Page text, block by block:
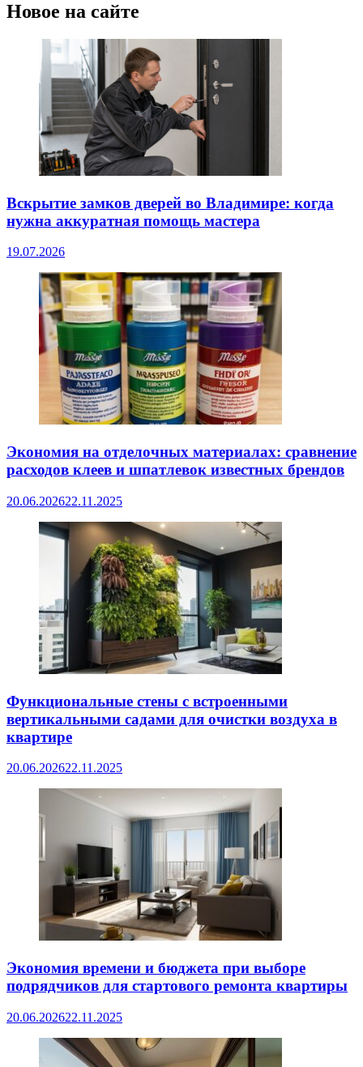
Новое на сайте
Вскрытие замков дверей во Владимире: когда
нужна аккуратная помощь мастера
19.07.2026
Экономия на отделочных материалах: сравнение
расходов клеев и шпатлевок известных брендов
20.06.202622.11.2025
Функциональные стены с встроенными
вертикальными садами для очистки воздуха в
квартире
20.06.202622.11.2025
Экономия времени и бюджета при выборе
подрядчиков для стартового ремонта квартиры
20.06.202622.11.2025